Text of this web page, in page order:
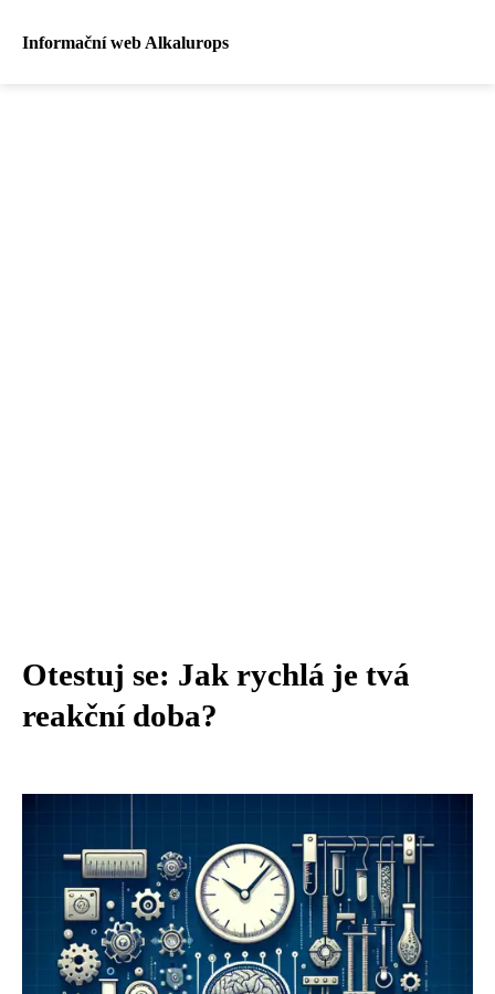
Informační web Alkalurops
Otestuj se: Jak rychlá je tvá
reakční doba?